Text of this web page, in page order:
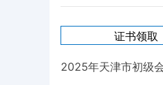
证书领取
2025年天津市初级